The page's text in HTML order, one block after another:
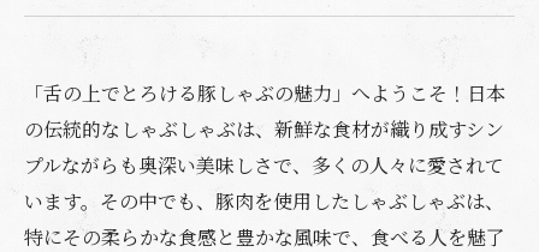
「舌の上でとろける豚しゃぶの魅力」へようこそ！日本
の伝統的なしゃぶしゃぶは、新鮮な食材が織り成すシン
プルながらも奥深い美味しさで、多くの人々に愛されて
います。その中でも、豚肉を使用したしゃぶしゃぶは、
特にその柔らかな食感と豊かな風味で、食べる人を魅了